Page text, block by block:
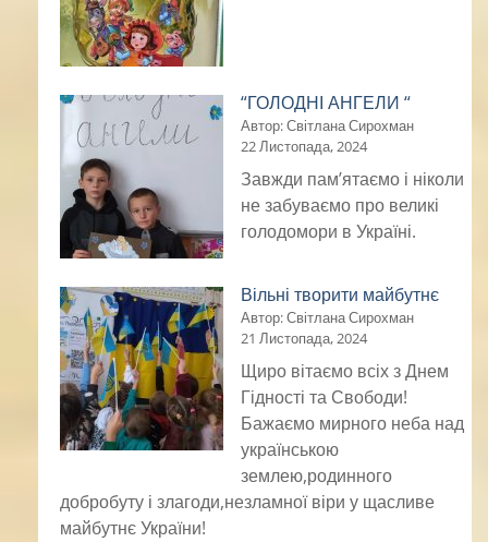
“ГОЛОДНІ АНГЕЛИ “
Автор: Світлана Сирохман
22 Листопада, 2024
Завжди пам’ятаємо і ніколи
не забуваємо про великі
голодомори в Україні.
Вільні творити майбутнє
Автор: Світлана Сирохман
21 Листопада, 2024
Щиро вітаємо всіх з Днем
Гідності та Свободи!
Бажаємо мирного неба над
українською
землею,родинного
добробуту і злагоди,незламної віри у щасливе
майбутнє України!